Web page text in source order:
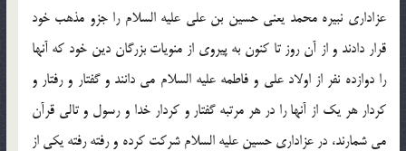
عزادارى نبيره محمد يعنى حسين بن على عليه السلام را جزو مذهب خود
قرار دادند و از آن روز تا كنون به پيروى از منويات بزرگان دين خود كه آنها
را دوازده نفر از اولاد على و فاطمه عليه السلام مى دانند و گفتار و رفتار و
كردار هر يك از آنها را در هر مرتبه گفتار و كردار خدا و رسول و تالى قرآن
مى شمارند، در عزادارى حسين عليه السلام شركت كرده و رفته رفته يكى از